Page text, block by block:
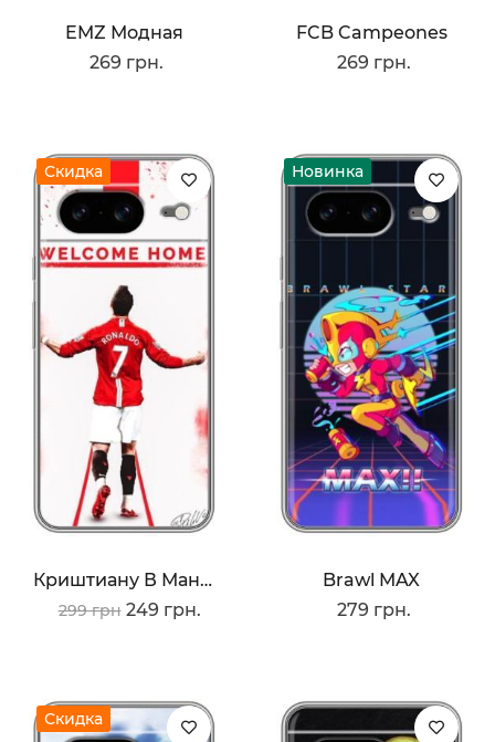
EMZ Модная
269 грн.
FCB Campeones
269 грн.
Скидка
Криштиану В Манчестере
299 грн 249 грн.
Новинка
Brawl MAX
279 грн.
Скидка